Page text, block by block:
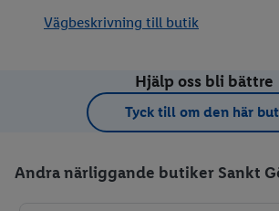
Vägbeskrivning till butik
Hjälp oss bli bättre
Tyck till om den här
Andra närliggande butiker Sankt